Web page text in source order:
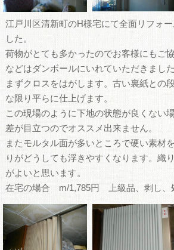
江戸川区清新町のH様宅にて全面リフォ
した。
荷物がとても多かったのでお客様にもご
などはダンボールにいれていただきました
まずクロスをはがします。古い裏紙との
な限り平らに仕上げます。
この現場のように下地の状態が良くない
差が目立つのでオススメ出来ません。
またモルタル面が多いところで硬い素材
りがどうしても浮きやすくなります。織
がよいと思います。
在宅の場合 m/1,785円 上級品、剥し、